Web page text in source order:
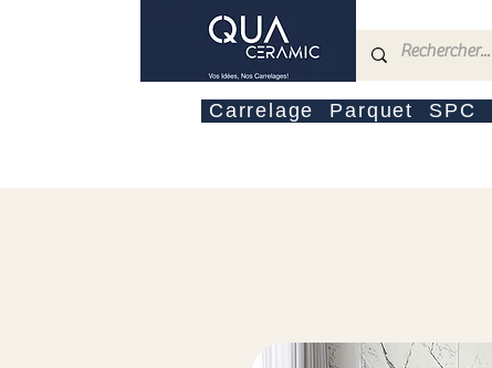
Carrelage Parquet SPC